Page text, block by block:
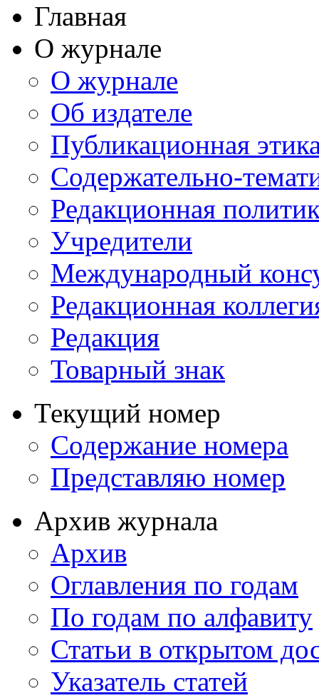
Главная
О журнале
О журнале
Об издателе
Публикационная
Содержательно-
Редакционная
Учредители
Международный
Редакционная
Редакция
Товарный знак
Текущий номер
Содержание номера
Представляю номер
Архив журнала
Архив
Оглавления по годам
По годам по алфавиту
Статьи в открытом
Указатель статей